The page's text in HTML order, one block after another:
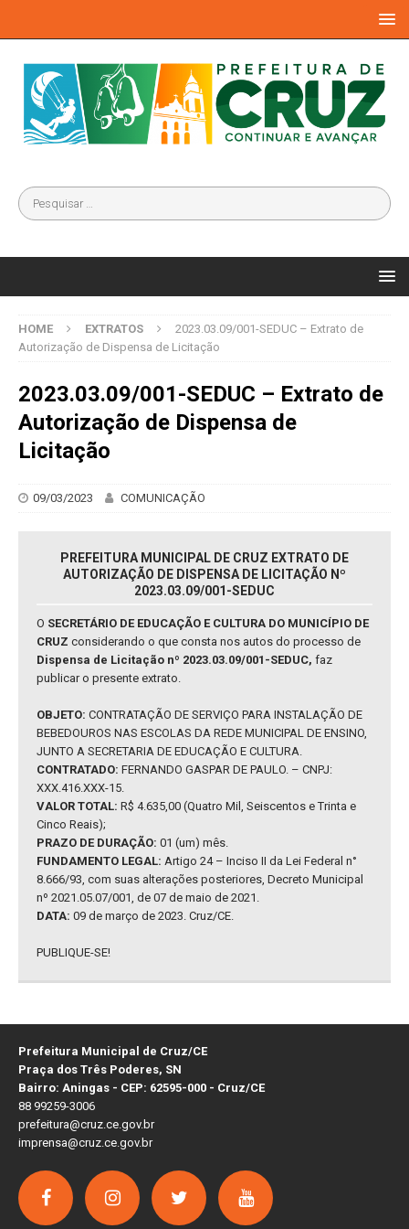
HOME EXTRATOS
2023.03.09/001-SEDUC – Extrato de
Autorização de Dispensa de Licitação
2023.03.09/001-SEDUC – Extrato de
Autorização de Dispensa de
Licitação
09/03/2023 COMUNICAÇÃO
PREFEITURA MUNICIPAL DE CRUZ EXTRATO DE
AUTORIZAÇÃO DE DISPENSA DE LICITAÇÃO Nº
2023.03.09/001-SEDUC
O SECRETÁRIO DE EDUCAÇÃO E CULTURA DO MUNICÍPIO DE
CRUZ considerando o que consta nos autos do processo de
Dispensa de Licitação nº 2023.03.09/001-SEDUC, faz
publicar o presente extrato.
OBJETO: CONTRATAÇÃO DE SERVIÇO PARA INSTALAÇÃO DE
BEBEDOUROS NAS ESCOLAS DA REDE MUNICIPAL DE ENSINO,
JUNTO A SECRETARIA DE EDUCAÇÃO E CULTURA.
CONTRATADO: FERNANDO GASPAR DE PAULO. – CNPJ:
XXX.416.XXX-15.
VALOR TOTAL: R$ 4.635,00 (Quatro Mil, Seiscentos e Trinta e
Cinco Reais);
PRAZO DE DURAÇÃO: 01 (um) mês.
FUNDAMENTO LEGAL: Artigo 24 – Inciso II da Lei Federal n°
8.666/93, com suas alterações posteriores, Decreto Municipal
nº 2021.05.07/001, de 07 de maio de 2021.
DATA: 09 de março de 2023. Cruz/CE.
PUBLIQUE-SE!
Prefeitura Municipal de Cruz/CE
Praça dos Três Poderes, SN
Bairro: Aningas - CEP: 62595-000 - Cruz/CE
88 99259-3006
prefeitura@cruz.ce.gov.br
imprensa@cruz.ce.gov.br